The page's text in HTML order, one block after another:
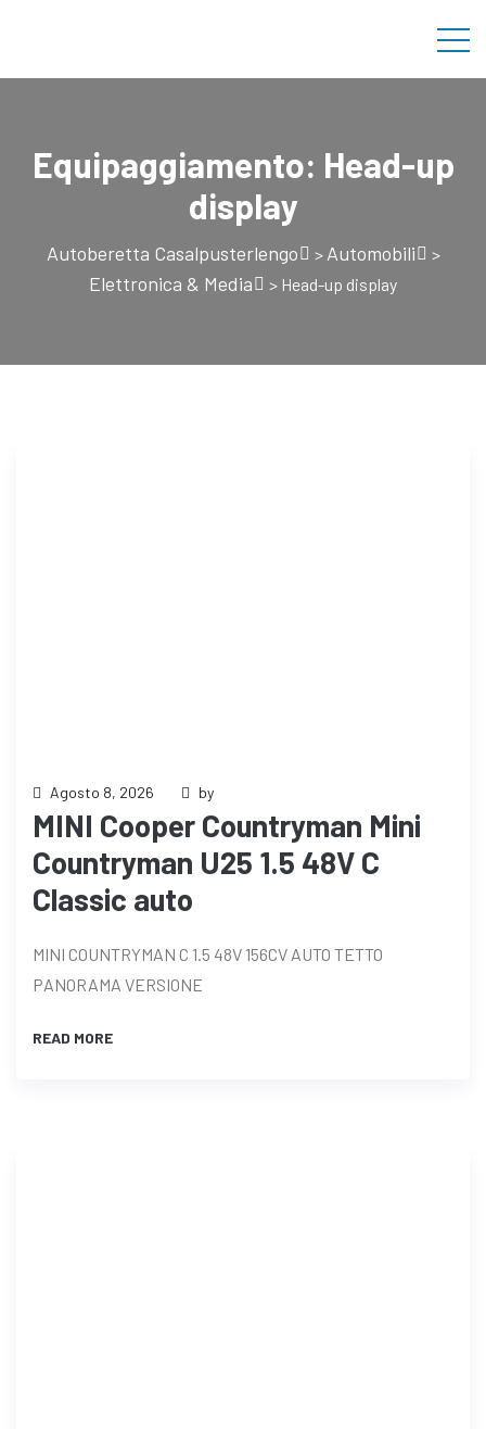
Equipaggiamento: Head-up
display
Autoberetta Casalpusterlengo > Automobili >
Elettronica & Media > Head-up display
Agosto 8, 2026 by
MINI Cooper Countryman Mini
Countryman U25 1.5 48V C
Classic auto
MINI COUNTRYMAN C 1.5 48V 156CV AUTO TETTO
PANORAMA VERSIONE
READ MORE